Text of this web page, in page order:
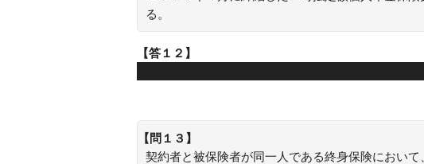
る。
【答１２】
【問１３】
契約者と被保険者が同一人である終身保険におい